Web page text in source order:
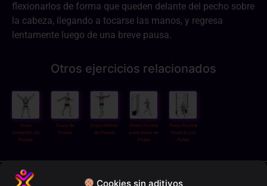
Cookies sin aditivos
flexionarlos de forma que queden delante del pecho sobre
la cabeza, llegando a tocarse las manos, y regresa
lentamente luego de una breve pausa.
Otros ejercicios relacionados
Cruce
completo de
Poleas
Cruce de
Poleas
Cruce inferior
de Poleas
Press Frontal
a una mano en
Polea
Press Frontal
Neutral con
Polea